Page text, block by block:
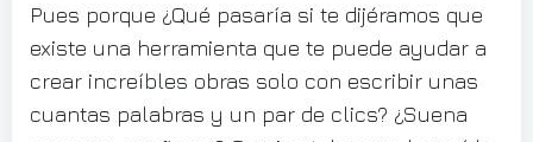
Pues porque ¿Qué pasaría si te dijéramos que
existe una herramienta que te puede ayudar a
crear increíbles obras solo con escribir unas
cuantas palabras y un par de clics? ¿Suena